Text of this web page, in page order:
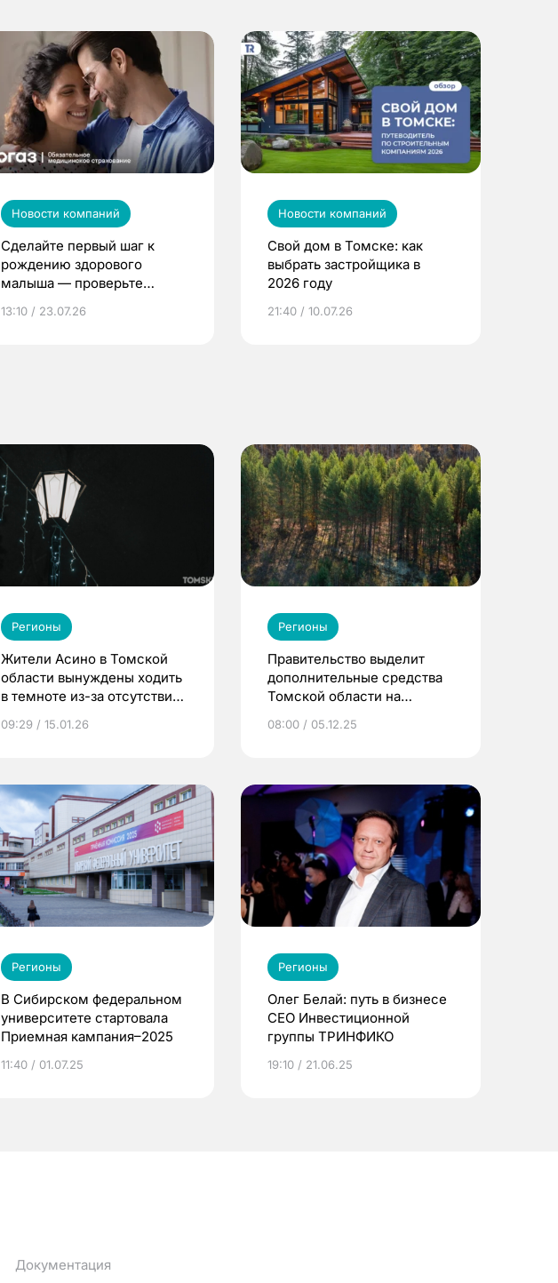
Новости компаний
Сделайте первый шаг к
рождению здорового
малыша — проверьте
по ОМС!
13:10 / 23.07.26
Новости компаний
Свой дом в Томске: как
выбрать застройщика в
2026 году
21:40 / 10.07.26
Регионы
Жители Асино в Томской
области вынуждены ходить
в темноте из-за отсутствия
09:29 / 15.01.26
Регионы
Правительство выделит
дополнительные средства
Томской области на
пожаров
08:00 / 05.12.25
Регионы
В Сибирском федеральном
университете стартовала
Приемная кампания–2025
11:40 / 01.07.25
Регионы
Олег Белай: путь в бизнесе
CEO Инвестиционной
группы ТРИНФИКО
19:10 / 21.06.25
Документация